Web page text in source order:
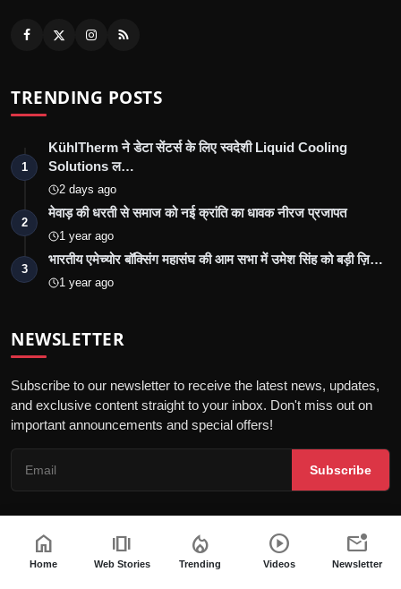
TRENDING POSTS
1
KühlTherm ने डेटा सेंटर्स के लिए स्वदेशी Liquid Cooling
Solutions ल…
2 days ago
2
मेवाड़ की धरती से समाज को नई क्रांति का धावक नीरज प्रजापत
1 year ago
3
भारतीय एमेच्योर बॉक्सिंग महासंघ की आम सभा में उमेश सिंह को बड़ी ज़ि…
1 year ago
NEWSLETTER
Subscribe to our newsletter to receive the latest news, updates,
and exclusive content straight to your inbox. Don't miss out on
important announcements and special offers!
Subscribe
© 2026 Jalore Live - All Rights Reserved.
home
Home
amp_stories
Web Stories
local_fire_department
Trending
play_circle
Videos
mark_email_unread
Newsletter